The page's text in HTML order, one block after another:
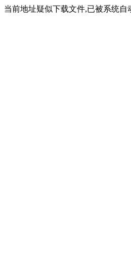
当前地址疑似下载文件,已被系统